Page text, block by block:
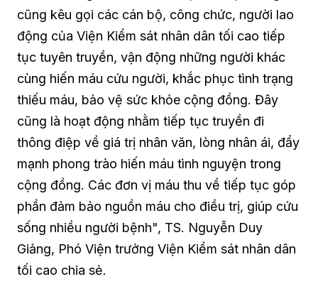
cũng kêu gọi các cán bộ, công chức, người lao
động của Viện Kiểm sát nhân dân tối cao tiếp
tục tuyên truyền, vận động những người khác
cùng hiến máu cứu người, khắc phục tình trạng
thiếu máu, bảo vệ sức khỏe cộng đồng. Đây
cũng là hoạt động nhằm tiếp tục truyền đi
thông điệp về giá trị nhân văn, lòng nhân ái, đẩy
mạnh phong trào hiến máu tình nguyện trong
cộng đồng. Các đơn vị máu thu về tiếp tục góp
phần đảm bảo nguồn máu cho điều trị, giúp cứu
sống nhiều người bệnh", TS. Nguyễn Duy
Giảng, Phó Viện trưởng Viện Kiểm sát nhân dân
tối cao chia sẻ.